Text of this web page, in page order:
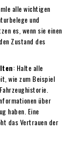
alle wichtigen
und
es, wenn sie einen
Zustand des
: Halte alle
wie zum Beispiel
über
haben. Eine
das Vertrauen der